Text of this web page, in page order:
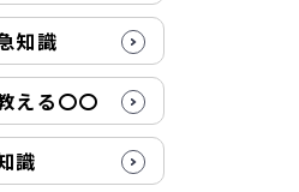
知識
える〇〇
識